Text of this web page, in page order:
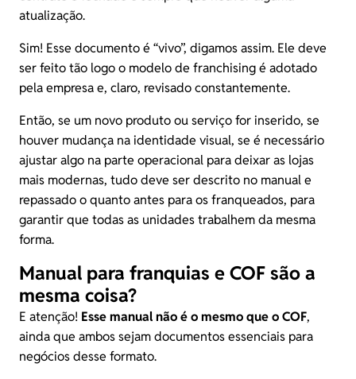
atualização.
Sim! Esse documento é “vivo”, digamos assim. Ele deve
ser feito tão logo o modelo de franchising é adotado
pela empresa e, claro, revisado constantemente.
Então, se um novo produto ou serviço for inserido, se
houver mudança na identidade visual, se é necessário
ajustar algo na parte operacional para deixar as lojas
mais modernas, tudo deve ser descrito no manual e
repassado o quanto antes para os franqueados, para
garantir que todas as unidades trabalhem da mesma
forma.
Manual para franquias e COF são a
mesma coisa?
E atenção! Esse manual não é o mesmo que o COF,
ainda que ambos sejam documentos essenciais para
negócios desse formato.